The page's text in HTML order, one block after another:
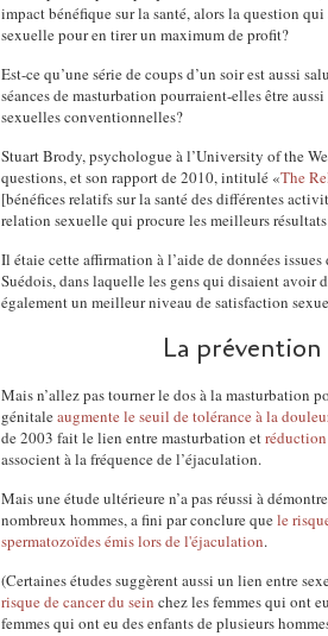
impact bénéfique sur la santé, alors la question
sexuelle pour en tirer un maximum de profit?
Est-ce qu’une série de coups d’un soir est aussi
séances de masturbation pourraient-elles être
sexuelles conventionnelles?
Stuart Brody, psychologue à l’University of the
questions, et son rapport de 2010, intitulé «The
[bénéfices relatifs sur la santé des différentes
relation sexuelle qui procure les meilleurs
Il étaie cette affirmation à l’aide de données
Suédois, dans laquelle les gens qui disaient avoir
également un meilleur niveau de satisfaction
La
Mais n’allez pas tourner le dos à la masturbation
génitaleaugmente le seuil de tolérance à la
de 2003 fait le lien entre masturbation et
associent à la fréquence de l’éjaculation.
Mais une étude ultérieure n’a pas réussi à
nombreux hommes, a fini par conclure quele
spermatozoïdes émis lors de l'éjaculation.
(Certaines études suggèrent aussi un lien entre
risque de cancer du sein chez les femmes qui ont
femmes qui ont eu des enfants de plusieurs